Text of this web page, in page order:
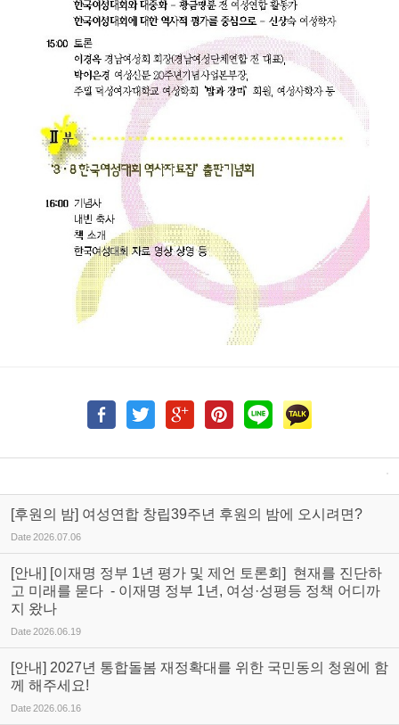
[후원의 밤] 여성연합 창립39주년 후원의 밤에 오시려면?
Date2026.07.06
[안내] [이재명 정부 1년 평가 및 제언 토론회] 현재를 진단하
고 미래를 묻다 - 이재명 정부 1년, 여성·성평등 정책 어디까
지 왔나
Date2026.06.19
[안내] 2027년 통합돌봄 재정확대를 위한 국민동의 청원에 함
께 해주세요!
Date2026.06.16